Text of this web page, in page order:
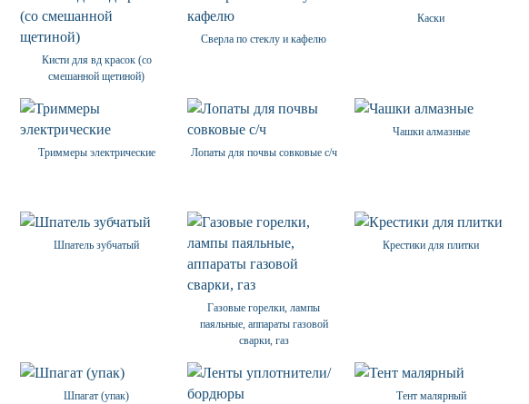
Кисти для вд красок (со
смешанной щетиной)
Сверла по стеклу и кафелю
Каски
Триммеры электрические
Лопаты для почвы совковые с/ч
Чашки алмазные
Шпатель зубчатый
Газовые горелки, лампы
паяльные, аппараты газовой
сварки, газ
Крестики для плитки
Шпагат (упак)
Тент малярный